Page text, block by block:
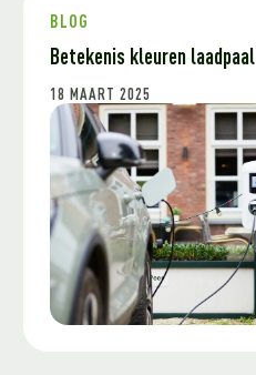
BLOG
Betekenis kleuren laadpaal
18 MAART 2025